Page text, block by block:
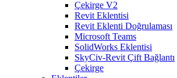
Çekirge V2
Revit Eklentisi
Revit Eklenti Doğrulaması
Microsoft Teams
SolidWorks Eklentisi
SkyCiv-Revit Çift Bağlantı
Çekirge